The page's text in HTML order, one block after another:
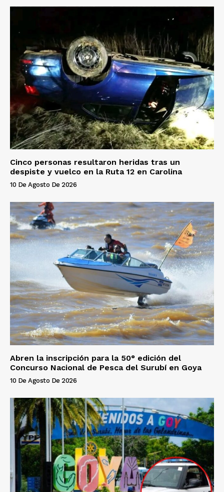
Cinco personas resultaron heridas tras un
despiste y vuelco en la Ruta 12 en Carolina
10 De Agosto De 2026
Abren la inscripción para la 50° edición del
Concurso Nacional de Pesca del Surubí en Goya
10 De Agosto De 2026